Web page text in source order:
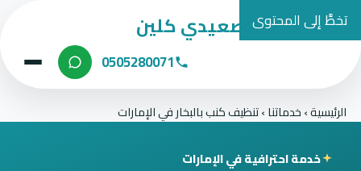
تخطَّ إلى المحتوى
شركة الصعيدي كلين
0505280071
الرئيسية›خدماتنا›تنظيف كنب بالبخار في الإمارات
خدمة احترافية في الإمارات